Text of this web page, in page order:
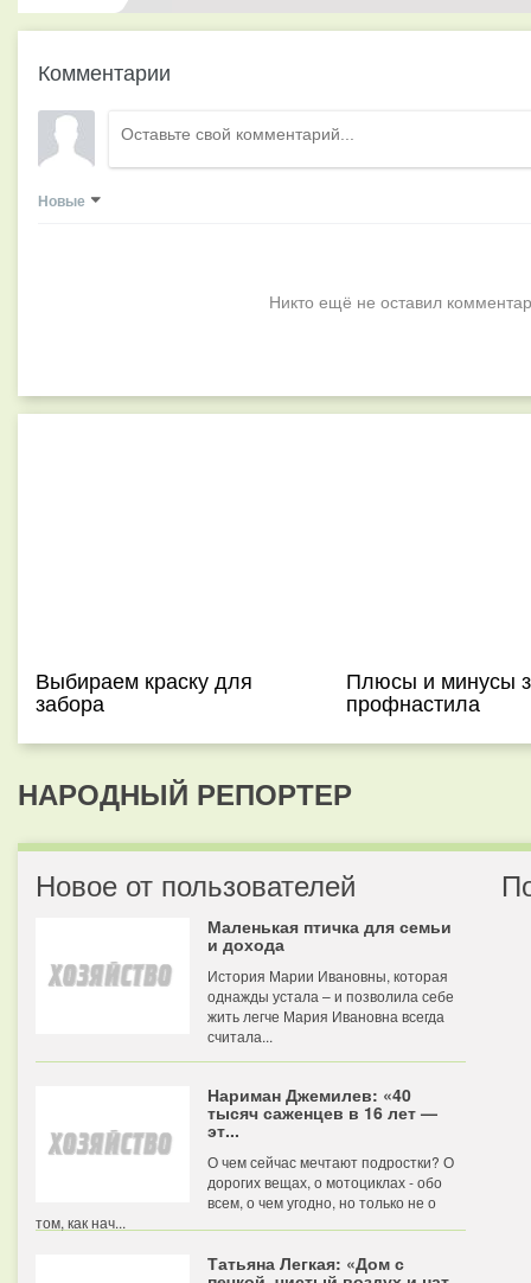
Комментарии
Новые
Никто ещё не оставил
Выбираем краску для
забора
Плюсы и минусы
профнастила
НАРОДНЫЙ РЕПОРТЕР
Новое от пользователей
Маленькая птичка для семьи
и дохода
История Марии Ивановны, которая
однажды устала – и позволила себе
жить легче Мария Ивановна всегда
считала...
Нариман Джемилев: «40
тысяч саженцев в 16 лет —
эт...
О чем сейчас мечтают подростки? О
дорогих вещах, о мотоциклах - обо
всем, о чем угодно, но только не о
том, как нач...
Татьяна Легкая: «Дом с